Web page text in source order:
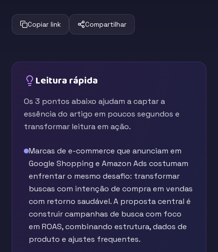
Copiar link Compartilhar
Leitura rápida
Os 3 pontos abaixo ajudam a captar a
essência do artigo em poucos segundos e
transformar leitura em ação.
Marcas de e-commerce que anunciam em
Google Shopping e Amazon Ads costumam
enfrentar o mesmo desafio: transformar
buscas com intenção de compra em vendas
com retorno saudável. A proposta central é
construir campanhas de busca com foco
em ROAS, combinando estrutura, dados de
produto e ajustes frequentes.